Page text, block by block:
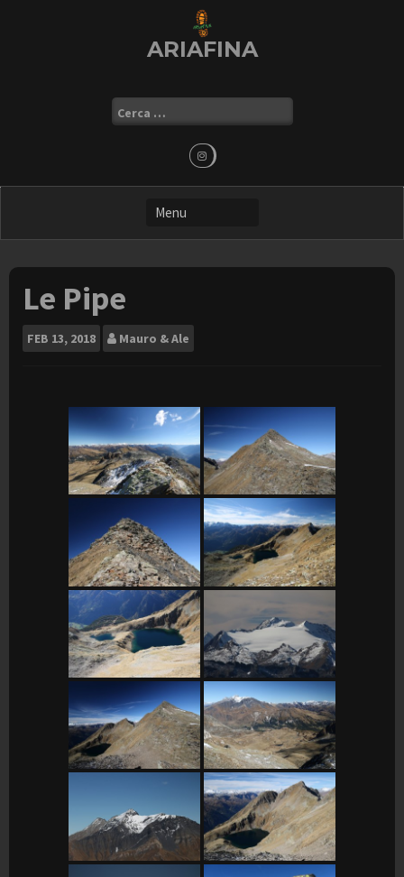
ARIAFINA
Ricerca
per:
Le Pipe
FEB 13, 2018 Mauro & Ale